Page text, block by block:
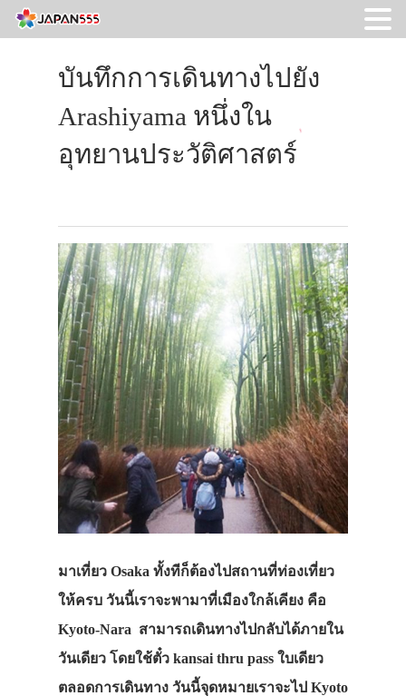
บันทึกการเดินทางไปยัง
Arashiyama หนึ่งใน
อุทยานประวัติศาสตร์
มาเที่ยว Osaka ทั้งทีก็ต้องไปสถานที่ท่องเที่ยว
ให้ครบ วันนี้เราจะพามาที่เมืองใกล้เคียง คือ
Kyoto-Nara สามารถเดินทางไปกลับได้ภายใน
วันเดียว โดยใช้ตั๋ว kansai thru pass ใบเดียว
ตลอดการเดินทาง วันนี้จุดหมายเราจะไป Kyoto